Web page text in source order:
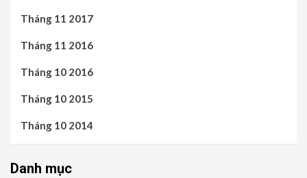
Tháng 11 2017
Tháng 11 2016
Tháng 10 2016
Tháng 10 2015
Tháng 10 2014
Danh mục